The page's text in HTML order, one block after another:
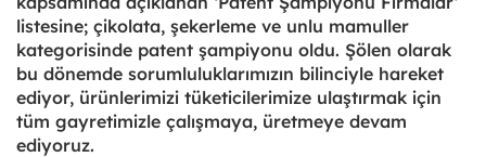
listesine; çikolata, şekerleme ve unlu mamuller
kategorisinde patent şampiyonu oldu. Şölen olarak
bu dönemde sorumluluklarımızın bilinciyle hareket
ediyor, ürünlerimizi tüketicilerimize ulaştırmak için
tüm gayretimizle çalışmaya, üretmeye devam
ediyoruz.